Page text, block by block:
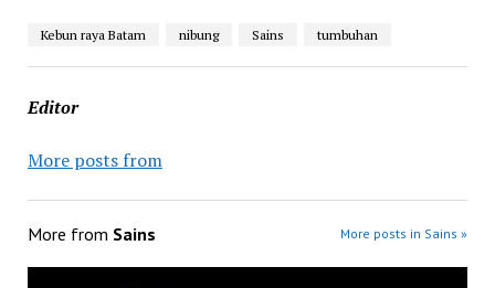
Kebun raya Batam nibung Sains tumbuhan
Editor
More posts from
More from Sains More posts in Sains »